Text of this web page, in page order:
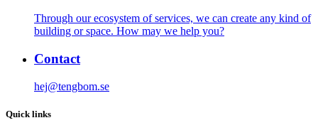
Through our ecosystem of services, we can create any kind of
building or space. How may we help you?
Contact
hej@tengbom.se
Quick links